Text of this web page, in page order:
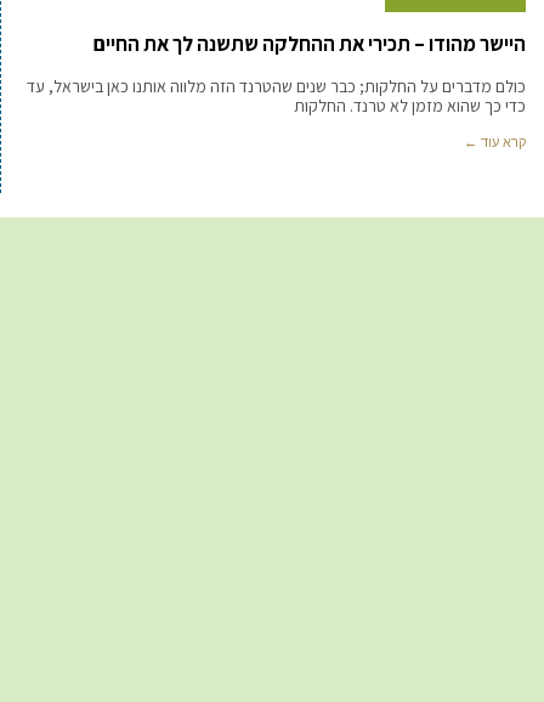
היישר מהודו – תכירי את ההחלקה שתשנה לך את החיים
כולם מדברים על החלקות; כבר שנים שהטרנד הזה מלווה אותנו כאן בישראל, עד
כדי כך שהוא מזמן לא טרנד. החלקות
קרא עוד ←